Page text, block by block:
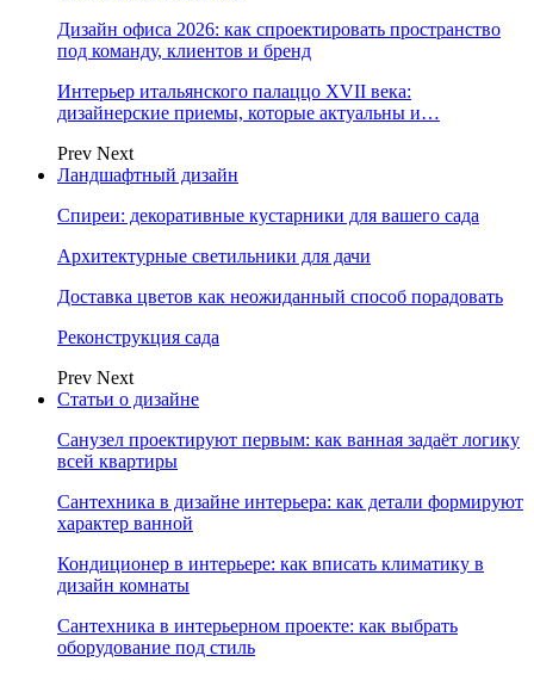
Дизайн офиса 2026: как спроектировать пространство
под команду, клиентов и бренд
Интерьер итальянского палаццо XVII века:
дизайнерские приемы, которые актуальны и…
Prev Next
Ландшафтный дизайн
Спиреи: декоративные кустарники для вашего сада
Архитектурные светильники для дачи
Доставка цветов как неожиданный способ порадовать
Реконструкция сада
Prev Next
Статьи о дизайне
Санузел проектируют первым: как ванная задаёт логику
всей квартиры
Сантехника в дизайне интерьера: как детали формируют
характер ванной
Кондиционер в интерьере: как вписать климатику в
дизайн комнаты
Сантехника в интерьерном проекте: как выбрать
оборудование под стиль